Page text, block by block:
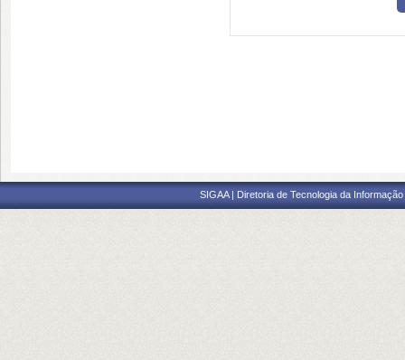
SIGAA | Diretoria de Tecnologia da